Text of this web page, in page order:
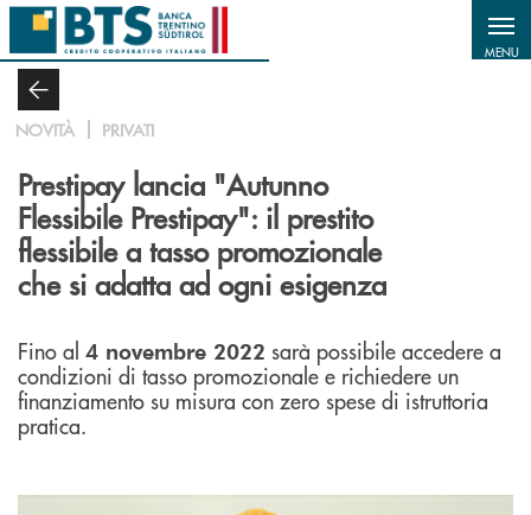
Salta al contenuto principale
MENU
NOVITÀ PRIVATI
Prestipay lancia "Autunno
Flessibile Prestipay": il prestito
flessibile a tasso promozionale
che si adatta ad ogni esigenza
Fino al 4 novembre 2022 sarà possibile accedere a
condizioni di tasso promozionale e richiedere un
finanziamento su misura con zero spese di istruttoria
pratica.